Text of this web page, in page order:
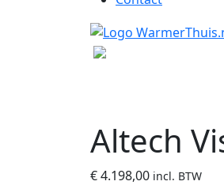
Altech
€4.198,00 incl. BTW